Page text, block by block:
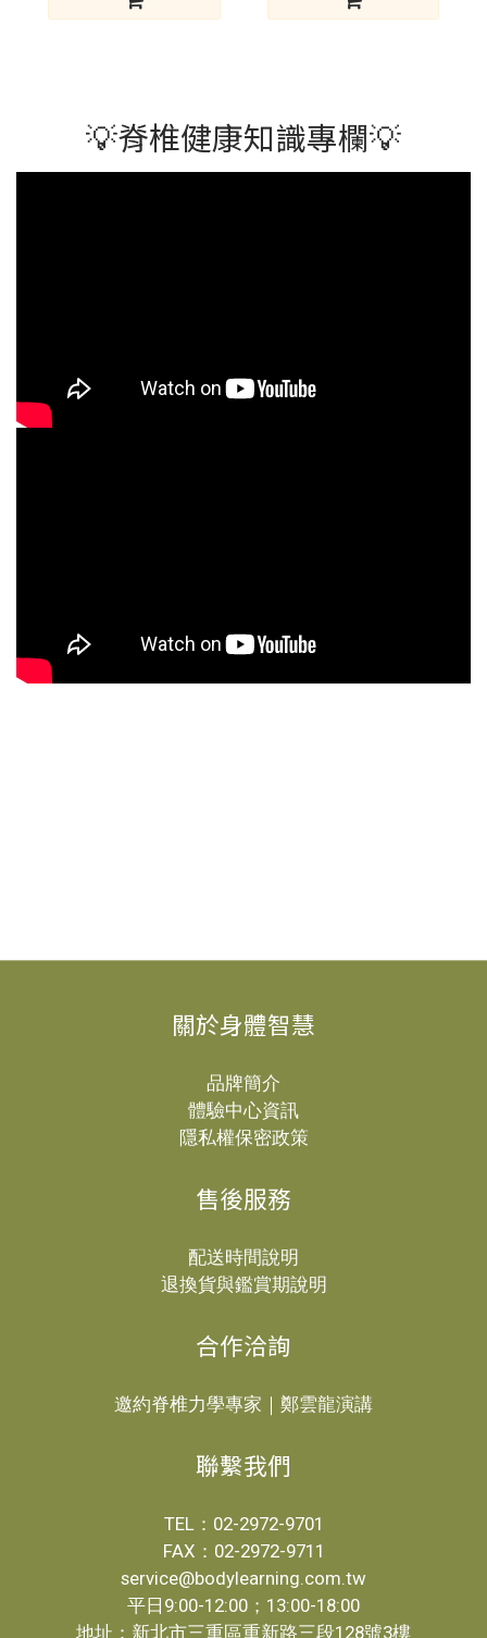
💡脊椎健康知識專欄💡
關於身體智慧
品牌簡介
體驗中心資訊
隱私權保密政策
售後服務
配送時間說明
退換貨與鑑賞期說明
合作洽詢
邀約脊椎力學專家｜鄭雲龍演講
聯繫我們
TEL：02-2972-9701
FAX：02-2972-9711
service@bodylearning.com.tw
平日9:00-12:00；13:00-18:00
地址：新北市三重區重新路三段128號3樓